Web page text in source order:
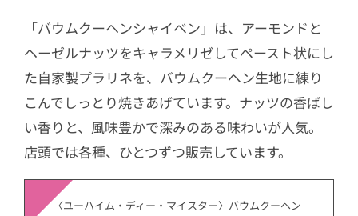
「バウムクーヘンシャイベン」は、アーモンドと
ヘーゼルナッツをキャラメリゼしてペースト状にし
た自家製プラリネを、バウムクーヘン生地に練り
こんでしっとり焼きあげています。ナッツの香ばし
い香りと、風味豊かで深みのある味わいが人気。
店頭では各種、ひとつずつ販売しています。
〈ユーハイム・ディー・マイスター〉バウムクーヘン